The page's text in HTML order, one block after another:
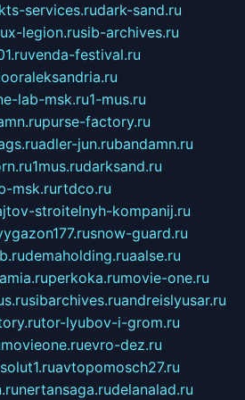
kts-services.rudark-sand.ru
x-legion.rusib-archives.ru
venda-festival.ru
lab-msk.ru1-mus.ru
purse-factory.ru
adler-jun.rubandamn.ru
1mus.rudarksand.ru
msk.rurtdco.ru
stroitelnyh-kompanij.ru
snow-guard.ru
demaholding.ruaalse.ru
perkoka.rumovie-one.ru
sibarchives.ruandreislyusar.ru
tor-lyubov-i-grom.ru
movieone.ruevro-dez.ru
avtopomosch27.ru
nertansaga.rudelanalad.ru